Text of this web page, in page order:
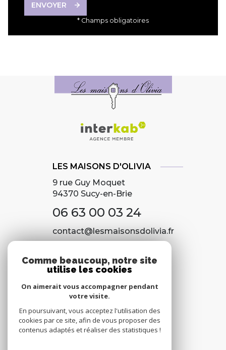
ENVOYER
* Champs obligatoires
LES MAISONS D'OLIVIA
9 rue Guy Moquet
94370 Sucy-en-Brie
06 63 00 03 24
contact@lesmaisonsdolivia.fr
NOS RÉSEAUX
Nous suivre
Comme beaucoup, notre site
utilise les cookies
On aimerait vous accompagner pendant
votre visite.
En poursuivant, vous acceptez l'utilisation des
cookies par ce site, afin de vous proposer des
contenus adaptés et réaliser des statistiques !